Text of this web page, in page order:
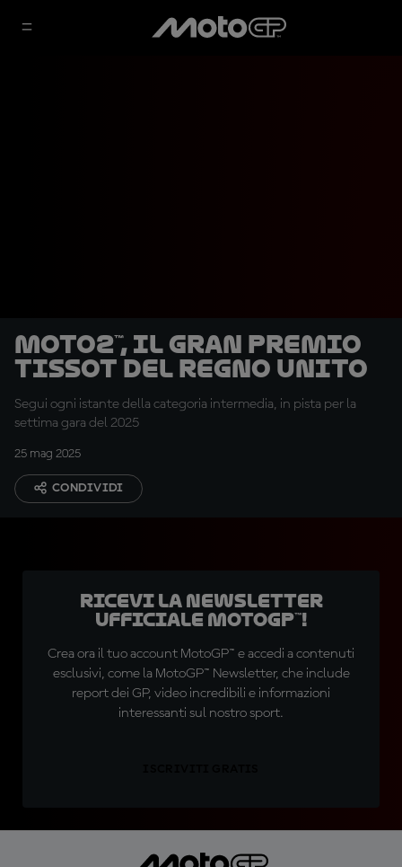
Moto2™, il Gran Premio
Tissot del Regno Unito
Segui ogni istante della categoria intermedia, in pista per la
settima gara del 2025
25 mag 2025
CONDIVIDI
Ricevi la newsletter
ufficiale MotoGP™!
Crea ora il tuo account MotoGP™ e accedi a contenuti
esclusivi, come la MotoGP™ Newsletter, che include
report dei GP, video incredibili e informazioni
interessanti sul nostro sport.